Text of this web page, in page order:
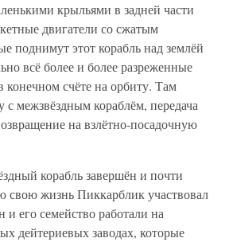
крыльями в задней части
двигатели со сжатым
поднимут этот корабль над землёй
всё более и более разреженные
конечном счёте на орбиту. Там
с межзвёздным кораблём, передача
на взлётно-посадочную
корабль завершён и почти
свою жизнь Пиккарблик участвовал
и его семейство работали на
дейтериевых заводах, которые